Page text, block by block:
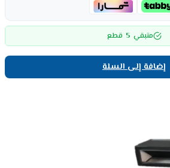
متبقي 5 قطع
إضافة إلى السلة